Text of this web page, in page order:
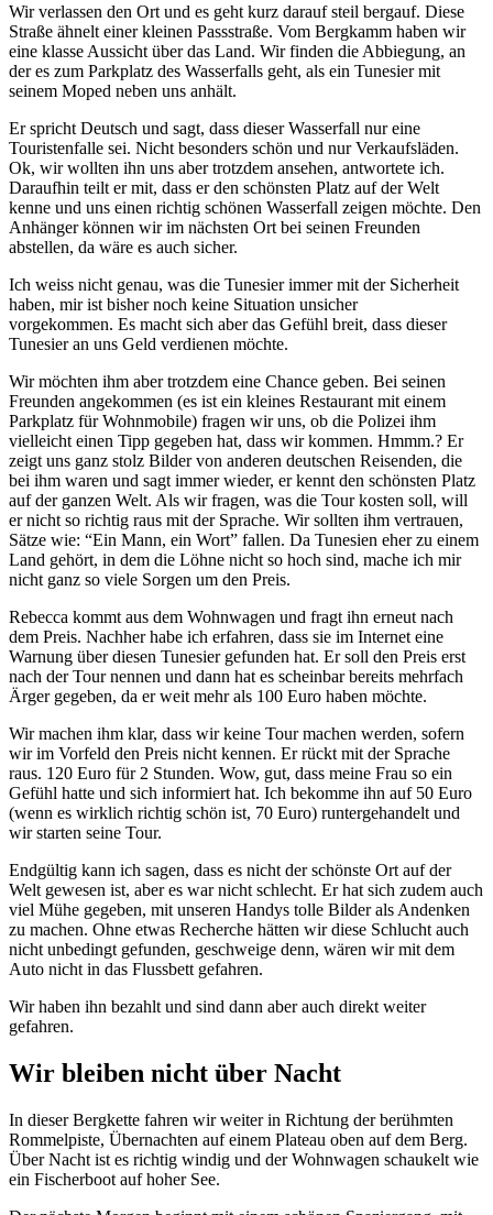
Wir verlassen den Ort und es geht kurz darauf steil bergauf. Diese
Straße ähnelt einer kleinen Passstraße. Vom Bergkamm haben wir
eine klasse Aussicht über das Land. Wir finden die Abbiegung, an
der es zum Parkplatz des Wasserfalls geht, als ein Tunesier mit
seinem Moped neben uns anhält.
Er spricht Deutsch und sagt, dass dieser Wasserfall nur eine
Touristenfalle sei. Nicht besonders schön und nur Verkaufsläden.
Ok, wir wollten ihn uns aber trotzdem ansehen, antwortete ich.
Daraufhin teilt er mit, dass er den schönsten Platz auf der Welt
kenne und uns einen richtig schönen Wasserfall zeigen möchte. Den
Anhänger können wir im nächsten Ort bei seinen Freunden
abstellen, da wäre es auch sicher.
Ich weiss nicht genau, was die Tunesier immer mit der Sicherheit
haben, mir ist bisher noch keine Situation unsicher
vorgekommen. Es macht sich aber das Gefühl breit, dass dieser
Tunesier an uns Geld verdienen möchte.
Wir möchten ihm aber trotzdem eine Chance geben. Bei seinen
Freunden angekommen (es ist ein kleines Restaurant mit einem
Parkplatz für Wohnmobile) fragen wir uns, ob die Polizei ihm
vielleicht einen Tipp gegeben hat, dass wir kommen. Hmmm.? Er
zeigt uns ganz stolz Bilder von anderen deutschen Reisenden, die
bei ihm waren und sagt immer wieder, er kennt den schönsten Platz
auf der ganzen Welt. Als wir fragen, was die Tour kosten soll, will
er nicht so richtig raus mit der Sprache. Wir sollten ihm vertrauen,
Sätze wie: “Ein Mann, ein Wort” fallen. Da Tunesien eher zu einem
Land gehört, in dem die Löhne nicht so hoch sind, mache ich mir
nicht ganz so viele Sorgen um den Preis.
Rebecca kommt aus dem Wohnwagen und fragt ihn erneut nach
dem Preis. Nachher habe ich erfahren, dass sie im Internet eine
Warnung über diesen Tunesier gefunden hat. Er soll den Preis erst
nach der Tour nennen und dann hat es scheinbar bereits mehrfach
Ärger gegeben, da er weit mehr als 100 Euro haben möchte.
Wir machen ihm klar, dass wir keine Tour machen werden, sofern
wir im Vorfeld den Preis nicht kennen. Er rückt mit der Sprache
raus. 120 Euro für 2 Stunden. Wow, gut, dass meine Frau so ein
Gefühl hatte und sich informiert hat. Ich bekomme ihn auf 50 Euro
(wenn es wirklich richtig schön ist, 70 Euro) runtergehandelt und
wir starten seine Tour.
Endgültig kann ich sagen, dass es nicht der schönste Ort auf der
Welt gewesen ist, aber es war nicht schlecht. Er hat sich zudem auch
viel Mühe gegeben, mit unseren Handys tolle Bilder als Andenken
zu machen. Ohne etwas Recherche hätten wir diese Schlucht auch
nicht unbedingt gefunden, geschweige denn, wären wir mit dem
Auto nicht in das Flussbett gefahren.
Wir haben ihn bezahlt und sind dann aber auch direkt weiter
gefahren.
Wir bleiben nicht über Nacht
In dieser Bergkette fahren wir weiter in Richtung der berühmten
Rommelpiste, Übernachten auf einem Plateau oben auf dem Berg.
Über Nacht ist es richtig windig und der Wohnwagen schaukelt wie
ein Fischerboot auf hoher See.